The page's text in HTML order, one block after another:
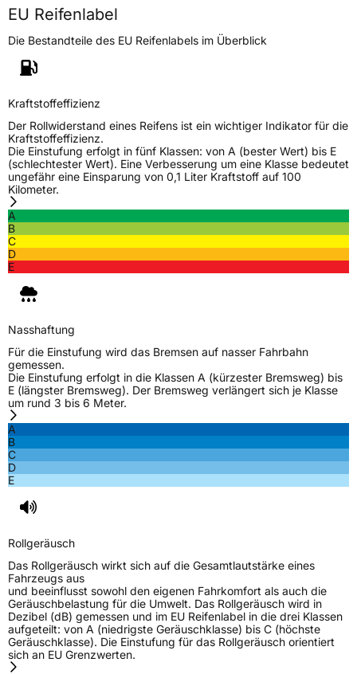
NasshaftungB
Rollgeräusch (Klasse)
Rollgeräusch (dB)
FahrzeugklasseC1
3PMSF / Schneeflockensymbol / Alpine-SymbolNein
EPREL ID499821
Allgemeine Produktsicherheit (GPSR)
HerstellerkontaktAKO International B.V., Weegschaalstraat 3
EU Reifenlabel
Die Bestandteile des EU Reifenlabels im Überblick
Kraftstoffeffizienz
Der Rollwiderstand eines Reifens ist ein wichtiger Indikator für die
Kraftstoffeffizienz.
Die Einstufung erfolgt in fünf Klassen: von A (bester Wert) bis E
(schlechtester Wert). Eine Verbesserung um eine Klasse bedeutet
ungefähr eine Einsparung von 0,1 Liter Kraftstoff auf 100
Kilometer.
A
B
C
D
E
Nasshaftung
Für die Einstufung wird das Bremsen auf nasser Fahrbahn
gemessen.
Die Einstufung erfolgt in die Klassen A (kürzester Bremsweg) bis
E (längster Bremsweg). Der Bremsweg verlängert sich je Klasse
um rund 3 bis 6 Meter.
A
B
C
D
E
Rollgeräusch
Das Rollgeräusch wirkt sich auf die Gesamtlautstärke eines
Fahrzeugs aus
und beeinflusst sowohl den eigenen Fahrkomfort als auch die
Geräuschbelastung für die Umwelt. Das Rollgeräusch wird in
Dezibel (dB) gemessen und im EU Reifenlabel in die drei Klassen
aufgeteilt: von A (niedrigste Geräuschklasse) bis C (höchste
Geräuschklasse). Die Einstufung für das Rollgeräusch orientiert
sich an EU Grenzwerten.